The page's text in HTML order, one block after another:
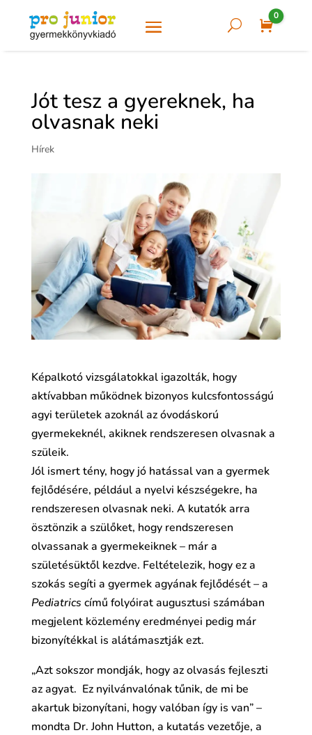
U Cart
0
Jót tesz a gyereknek, ha
olvasnak neki
Hírek
Képalkotó vizsgálatokkal igazolták, hogy
aktívabban működnek bizonyos kulcsfontosságú
agyi területek azoknál az óvodáskorú
gyermekeknél, akiknek rendszeresen olvasnak a
szüleik.
Jól ismert tény, hogy jó hatással van a gyermek
fejlődésére, például a nyelvi készségekre, ha
rendszeresen olvasnak neki. A kutatók arra
ösztönzik a szülőket, hogy rendszeresen
olvassanak a gyermekeiknek – már a
születésüktől kezdve. Feltételezik, hogy ez a
szokás segíti a gyermek agyának fejlődését – a
Pediatrics című folyóirat augusztusi számában
megjelent közlemény eredményei pedig már
bizonyítékkal is alátámasztják ezt.
„Azt sokszor mondják, hogy az olvasás fejleszti
az agyat. Ez nyilvánvalónak tűnik, de mi be
akartuk bizonyítani, hogy valóban így is van” –
mondta Dr. John Hutton, a kutatás vezetője, a